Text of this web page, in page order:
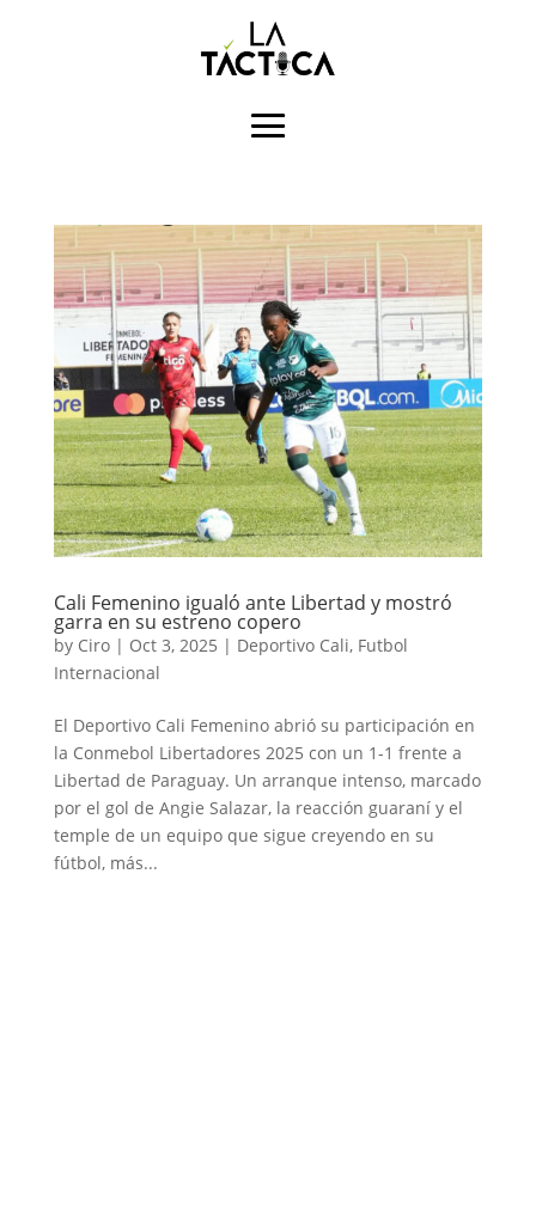
Cali Femenino igualó ante Libertad y mostró
garra en su estreno copero
by Ciro| Oct 3, 2025 | Deportivo Cali, Futbol
Internacional
El Deportivo Cali Femenino abrió su participación en
la Conmebol Libertadores 2025 con un 1-1 frente a
Libertad de Paraguay. Un arranque intenso, marcado
por el gol de Angie Salazar, la reacción guaraní y el
temple de un equipo que sigue creyendo en su
fútbol, más...